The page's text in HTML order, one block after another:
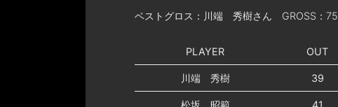
ベストグロス：川端 秀樹さん GROSS：75
PLAYER OUT
川端 秀樹 39